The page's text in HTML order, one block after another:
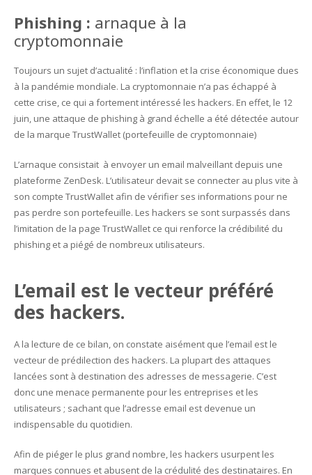
Phishing : arnaque à la
cryptomonnaie
Toujours un sujet d’actualité : l’inflation et la crise économique dues
à la pandémie mondiale. La cryptomonnaie n’a pas échappé à
cette crise, ce qui a fortement intéressé les hackers. En effet, le 12
juin, une attaque de phishing à grand échelle a été détectée autour
de la marque TrustWallet (portefeuille de cryptomonnaie)
L’arnaque consistait à envoyer un email malveillant depuis une
plateforme ZenDesk. L’utilisateur devait se connecter au plus vite à
son compte TrustWallet afin de vérifier ses informations pour ne
pas perdre son portefeuille. Les hackers se sont surpassés dans
l’imitation de la page TrustWallet ce qui renforce la crédibilité du
phishing et a piégé de nombreux utilisateurs.
L’email est le vecteur préféré
des hackers.
A la lecture de ce bilan, on constate aisément que l’email est le
vecteur de prédilection des hackers. La plupart des attaques
lancées sont à destination des adresses de messagerie. C’est
donc une menace permanente pour les entreprises et les
utilisateurs ; sachant que l’adresse email est devenue un
indispensable du quotidien.
Afin de piéger le plus grand nombre, les hackers usurpent les
marques connues et abusent de la crédulité des destinataires. En